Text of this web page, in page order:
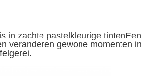
in zachte pastelkleurige tintenEen
veranderen gewone momenten in